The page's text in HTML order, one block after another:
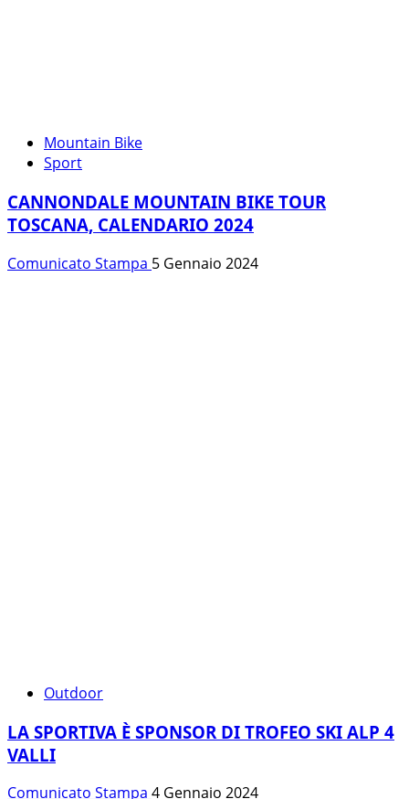
Mountain Bike
Sport
CANNONDALE MOUNTAIN BIKE TOUR
TOSCANA, CALENDARIO 2024
Comunicato Stampa 5 Gennaio 2024
Outdoor
LA SPORTIVA È SPONSOR DI TROFEO SKI ALP 4
VALLI
Comunicato Stampa 4 Gennaio 2024